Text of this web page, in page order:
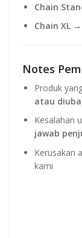
Chain
Chain XL →
Notes
Produk
atau
Kesalahan
jawab
Kerusakan
kami